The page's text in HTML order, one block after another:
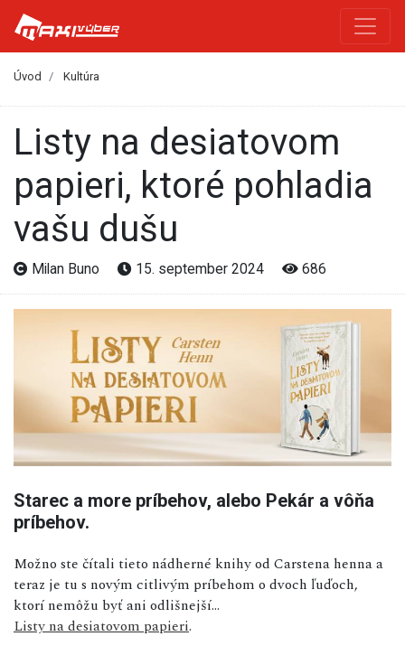
Úvod Kultúra
Listy na desiatovom
papieri, ktoré pohladia
vašu dušu
Milan Buno 15. september 2024 686
Starec a more príbehov, alebo Pekár a vôňa
príbehov.
Možno ste čítali tieto nádherné knihy od Carstena henna a
teraz je tu s novým citlivým príbehom o dvoch ľuďoch,
ktorí nemôžu byť ani odlišnejší...
Listy na desiatovom papieri.